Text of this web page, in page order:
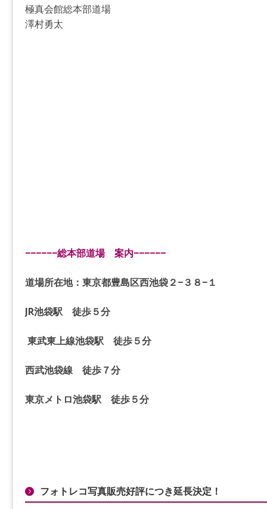
極真会館総本部道場
澤村勇太
−−−−−−総本部道場 案内−−−−−−
道場所在地：東京都豊島区西池袋２−３８−１
JR池袋駅 徒歩５分
東武東上線池袋駅 徒歩５分
西武池袋線 徒歩７分
東京メトロ池袋駅 徒歩５分
フォトレコ写真販売好評につき延長決定！